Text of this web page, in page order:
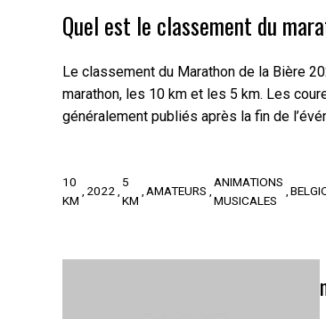
Quel est le classement du
Le classement du Marathon de la Bière
marathon, les 10 km et les 5 km. Les
généralement publiés après la fin de
10
KM
2022
5
KM
AMATEURS
ANIMATIONS
MUSICALES